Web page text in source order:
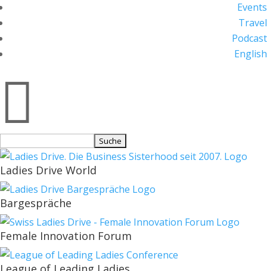
Events
Travel
Podcast
English

nach:
Ladies Drive World
Bargespräche
Female Innovation Forum